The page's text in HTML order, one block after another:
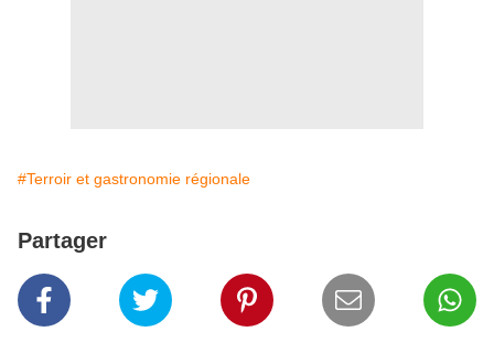
#Terroir et gastronomie régionale
Partager